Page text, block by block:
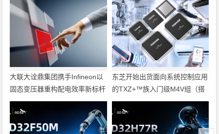
大联大诠鼎集团携手Infineon以
固态变压器重构配电效率新标杆
东芝开始出货面向系统控制应用
的TXZ+™族入门级M4V组（搭
载Arm Cortex‑M4内核的标准微
控制器）工程样品